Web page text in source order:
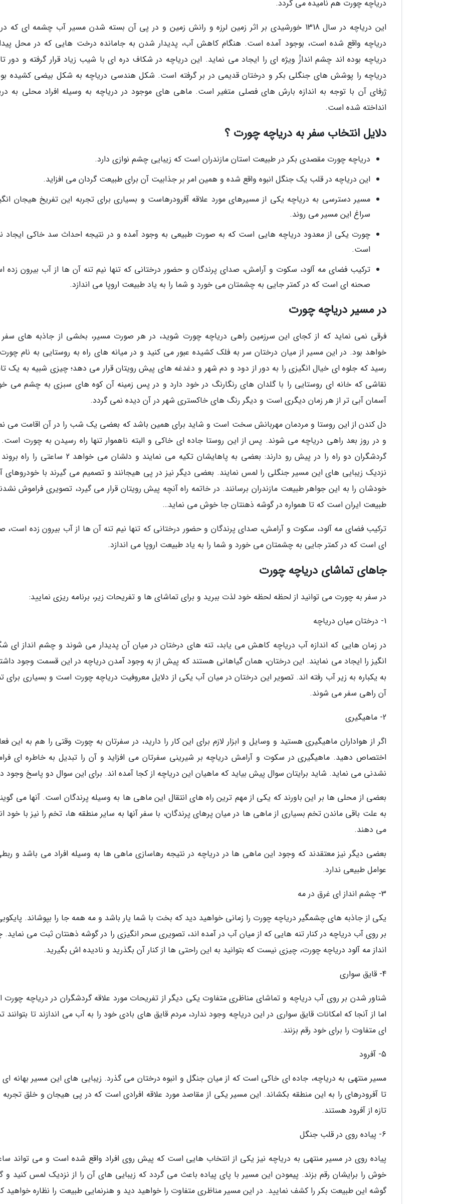
دریاچه چورت هم نامیده می گردد.
این دریاچه در سال 1318 خورشیدی بر اثر زمین لرزه و رانش زمین و در پی آن بسته شدن مسیر آب چشمه ای که
دریاچه واقع شده است، بوجود آمده است. هنگام کاهش آب، پدیدار شدن به جامانده درخت هایی که در محل
دریاچه بوده اند چشم اندازٔ ویژه ای را ایجاد می نماید. این دریاچه در شکاف دره ای با شیب زیاد قرار گرفته و دور
دریاچه را پوشش های جنگلی بکر و درختان قدیمی در بر گرفته است. شکل هندسی دریاچه به شکل بیضی کشیده
ژرفای آن با توجه به اندازه بارش های فصلی متغیر است. ماهی های موجود در دریاچه به وسیله افراد محلی به
انداخته شده است.
دلایل انتخاب سفر به دریاچه چورت ؟
دریاچه چورت مقصدی بکر در طبیعت استان مازندران است که زیبایی چشم نوازی دارد.
این دریاچه در قلب یک جنگل انبوه واقع شده و همین امر بر جذابیت آن برای طبیعت گردان می افزاید.
مسیر دسترسی به دریاچه یکی از مسیرهای مورد علاقه آفرودرهاست و بسیاری برای تجربه این تفریخ هیجان
سراغ این مسیر می روند.
چورت یکی از معدود دریاچه هایی است که به صورت طبیعی به وجود آمده و در نتیجه احداث سد خاکی ایجاد
است.
ترکیب فضای مه آلود، سکوت و آرامش، صدای پرندگان و حضور درختانی که تنها نیم تنه آن ها از آب بیرون زده
صحنه ای است که در کمتر جایی به چشمتان می خورد و شما را به یاد طبیعت اروپا می اندازد.
در مسیر دریاچه چورت
فرقی نمی نماید که از کجای این سرزمین راهی دریاچه چورت شوید، در هر صورت مسیر، بخشی از جاذبه های
خواهد بود. در این مسیر از میان درختان سر به فلک کشیده عبور می کنید و در میانه های راه به روستایی به نام
رسید که جلوه ای خیال انگیزی را به دور از دود و دم شهر و دغدغه های پیش رویتان قرار می دهد؛ چیزی شبیه به یک
نقاشی که خانه ای روستایی را با گلدان های رنگارنگ در خود دارد و در پس زمینه آن کوه های سبزی به چشم می
آسمان آبی تر از هر زمان دیگری است و دیگر رنگ های خاکستری شهر در آن دیده نمی گردد.
دل کندن از این روستا و مردمان مهربانش سخت است و شاید برای همین باشد که بعضی یک شب را در آن اقامت می
و در روز بعد راهی دریاچه می شوند. پس از این روستا جاده ای خاکی و البته ناهموار تنها راه رسیدن به چورت است.
گردشگران دو راه را در پیش رو دارند: بعضی به پاهایشان تکیه می نمایند و دلشان می خواهد
نزدیک زیبایی های این مسیر جنگلی را لمس نمایند. بعضی دیگر نیز در پی هیجانند و تصمیم می گیرند با خودروهای
خودشان را به این جواهر طبیعت مازندران برسانند. در خاتمه راه آنچه پیش رویتان قرار می گیرد، تصویری فراموش
طبیعت ایران است که تا همواره در گوشه ذهنتان جا خوش می نماید…
ترکیب فضای مه آلود، سکوت و آرامش، صدای پرندگان و حضور درختانی که تنها نیم تنه آن ها از آب بیرون زده است،
ای است که در کمتر جایی به چشمتان می خورد و شما را به یاد طبیعت اروپا می اندازد.
جاهای تماشای دریاچه چورت
در سفر به چورت می توانید از لحظه لحظه خود لذت ببرید و برای تماشای ها و تفریحات زیر، برنامه ریزی نمایید:
1- درختان میان دریاچه
در زمان هایی که اندازه آب دریاچه کاهش می یابد، تنه های درختان در میان آن پدیدار می شوند و چشم انداز ای
انگیز را ایجاد می نمایند. این درختان، همان گیاهانی هستند که پیش از به وجود آمدن دریاچه در این قسمت وجود
به یکباره به زیر آب رفته اند. تصویر این درختان در میان آب یکی از دلایل معروفیت دریاچه چورت است و بسیاری برای
آن راهی سفر می شوند.
2- ماهیگیری
اگر از هواداران ماهیگیری هستید و وسایل و ابزار لازم برای این کار را دارید، در سفرتان به چورت وقتی را هم به این
اختصاص دهید. ماهیگیری در سکوت و آرامش دریاچه بر شیرینی سفرتان می افزاید و آن را تبدیل به خاطره ای
نشدنی می نماید. شاید برایتان سوال پیش بیاید که ماهیان این دریاچه از کجا آمده اند. برای این سوال دو پاسخ وجود
بعضی از محلی ها بر این باورند که یکی از مهم ترین راه های انتقال این ماهی ها به وسیله پرندگان است. آنها می
به علت باقی ماندن تخم بسیاری از ماهی ها در میان پرهای پرندگان، با سفر آنها به سایر منطقه ها، تخم را نیز با خود
می دهند.
بعضی دیگر نیز معتقدند که وجود این ماهی ها در دریاچه در نتیجه رهاسازی ماهی ها به وسیله افراد می باشد و
عوامل طبیعی ندارد.
3- چشم انداز ای غرق در مه
یکی از جاذبه های چشمگیر دریاچه چورت را زمانی خواهید دید که بخت با شما یار باشد و مه همه جا را بپوشاند.
بر روی آب دریاچه در کنار تنه هایی که از میان آب در آمده اند، تصویری سحر انگیزی را در گوشه ذهنتان ثبت می
انداز مه آلود دریاچه چورت، چیزی نیست که بتوانید به این راحتی ها از کنار آن بگذرید و نادیده اش بگیرید.
4- قایق سواری
شناور شدن بر روی آب دریاچه و تماشای مناظری متفاوت یکی دیگر از تفریحات مورد علاقه گردشگران در دریاچه
اما از آنجا که امکانات قایق سواری در این دریاچه وجود ندارد، مردم قایق های بادی خود را به آب می اندازند تا بتوانند
ای متفاوت را برای خود رقم بزنند.
5- آفرود
مسیر منتهی به دریاچه، جاده ای خاکی است که از میان جنگل و انبوه درختان می گذرد. زیبایی های این مسیر بهانه
تا آفرودرهای را به این منطقه بکشاند. این مسیر یکی از مقاصد مورد علاقه افرادی است که در پی هیجان و خلق
تازه از آفرود هستند.
6- پیاده روی در قلب جنگل
پیاده روی در مسیر منتهی به دریاچه نیز یکی از انتخاب هایی است که پیش روی افراد واقع شده است و می تواند
خوش را برایشان رقم بزند. پیمودن این مسیر با پای پیاده باعث می گردد که زیبایی های آن را از نزدیک لمس کنید و
گوشه این طبیعت بکر را کشف نمایید. در این مسیر مناظری متفاوت را خواهید دید و هنرنمایی طبیعت را نظاره خواهید